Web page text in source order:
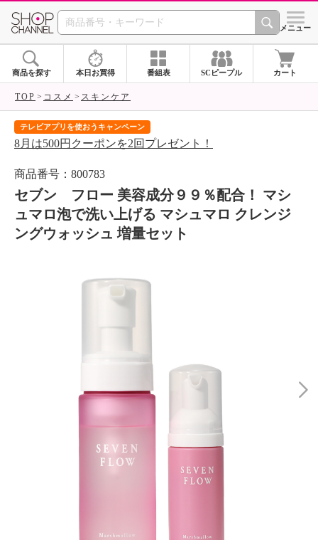
SHOP CHANNEL シメニュー
商品を探す 本日お買得 番組表 SCピープル カート
TOP コスメ スキンケア
テレビアプリを使おうキャンペーン
8月は500円クーポンを2回プレゼント！
商品番号：800783
セブン フロー 美容成分９９％配合！ マシ
ュマロ泡で洗い上げる マシュマロ クレンジ
ングウォッシュ 増量セット